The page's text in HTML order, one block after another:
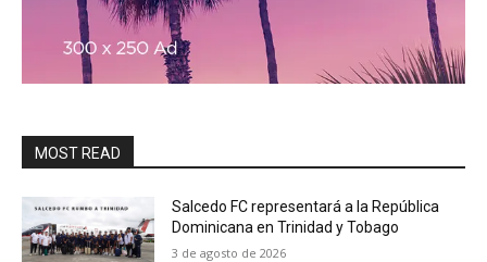
MOST READ
Salcedo FC representará a la República
Dominicana en Trinidad y Tobago
3 de agosto de 2026